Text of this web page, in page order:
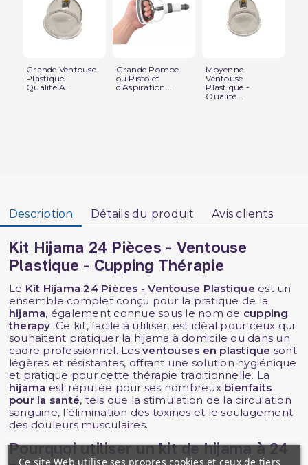
Grande Ventouse
Plastique -
Qualité A...
Grande Pompe
ou Pistolet
d'Aspiration...
Moyenne
Ventouse
Plastique -
Qualité...
Description Détails du produit Avis clients
Kit Hijama 24 Pièces - Ventouse
Plastique - Cupping Thérapie
Le Kit Hijama 24 Pièces - Ventouse Plastique est un
ensemble complet conçu pour la pratique de la
hijama, également connue sous le nom de cupping
therapy. Ce kit, facile à utiliser, est idéal pour ceux qui
souhaitent pratiquer la hijama à domicile ou dans un
cadre professionnel. Lesventouses en plastique sont
légères et résistantes, offrant une solution hygiénique
et pratique pour cette thérapie traditionnelle. La
hijama est réputée pour ses nombreux bienfaits
pour la santé, tels que la stimulation de la circulation
sanguine, l’élimination des toxines et le soulagement
des douleurs musculaires.
Pourquoi utiliser un kit de hijama à 24
Ce site Web utilise ses propres cookies et ceux de tiers